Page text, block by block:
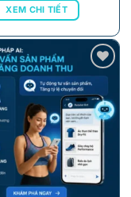
XEM CHI TIẾT